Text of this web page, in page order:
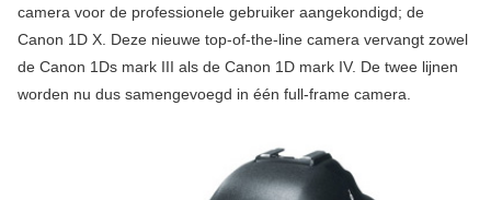
camera voor de professionele gebruiker aangekondigd; de
Canon 1D X. Deze nieuwe top-of-the-line camera vervangt zowel
de Canon 1Ds mark III als de Canon 1D mark IV. De twee lijnen
worden nu dus samengevoegd in één full-frame camera.